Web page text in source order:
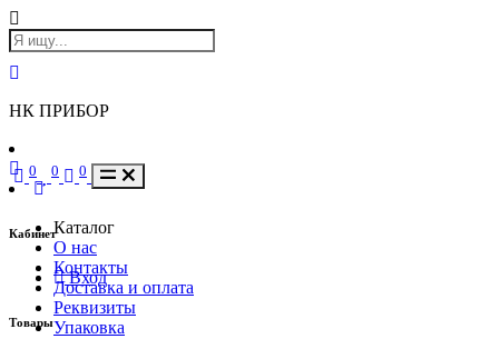
НК ПРИБОР
Кабинет
Вход
Товары
0 0 0
Каталог
О нас
Контакты
Доставка и оплата
Реквизиты
Упаковка